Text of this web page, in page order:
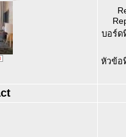
บอร์ด
หัวข้อ